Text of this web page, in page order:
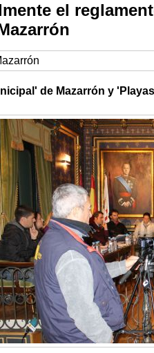
el
de Mazarrón y